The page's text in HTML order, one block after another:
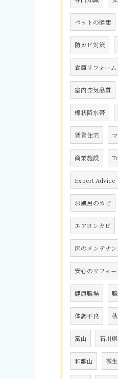
ペットの健康
防カビ対策
倉庫リフォーム
室内空気品質
線状降水帯
賃貸住宅
商業施設
Expert Advice
お風呂のカビ
エアコンカビ
床のメンテナン
安心のリフォー
健康職場
体調不良
富山 石川県
和歌山 微